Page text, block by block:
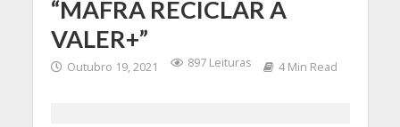
“MAFRA RECICLAR A
VALER+”
Outubro 19, 2021 897 Leituras 4 Min Read